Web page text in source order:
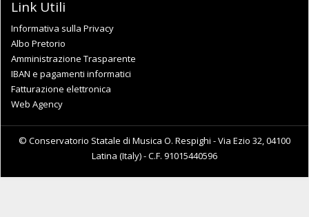
Link Utili
Informativa sulla Privacy
Albo Pretorio
Amministrazione Trasparente
IBAN e pagamenti informatici
Fatturazione elettronica
Web Agency
© Conservatorio Statale di Musica O. Respighi - Via Ezio 32, 04100
Latina (Italy) - C.F. 91015440596